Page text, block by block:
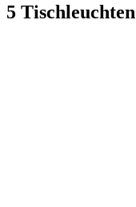
5 Tischleuchten